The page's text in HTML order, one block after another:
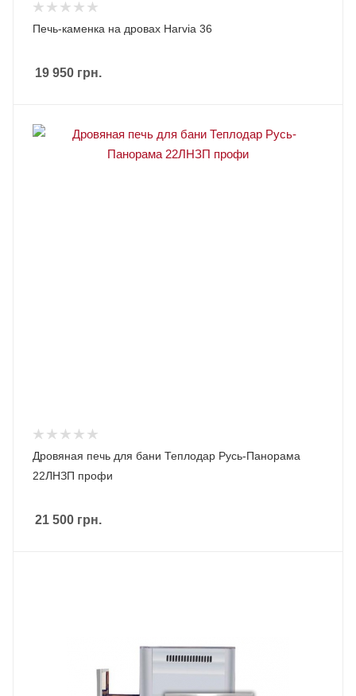
Печь-каменка на дровах Harvia 36
19 950 грн.
Дровяная печь для бани Теплодар Русь-Панорама
22ЛНЗП профи
21 500 грн.